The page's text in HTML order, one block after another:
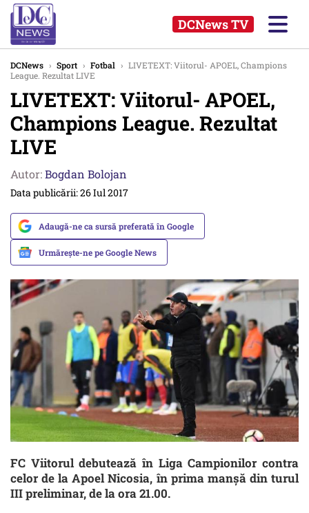
DCNews TV
DCNews › Sport › Fotbal › LIVETEXT: Viitorul- APOEL, Champions
League. Rezultat LIVE
LIVETEXT: Viitorul- APOEL,
Champions League. Rezultat
LIVE
Autor:Bogdan Bolojan
Data publicării: 26 Iul 2017
Adaugă-ne ca sursă preferată în Google
Urmărește-ne pe Google News
FC Viitorul debutează în Liga Campionilor contra
celor de la Apoel Nicosia, în prima manșă din turul
III preliminar, de la ora 21.00.